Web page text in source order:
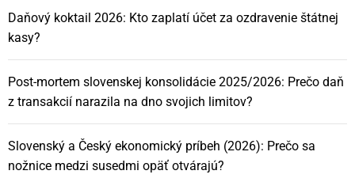
Daňový koktail 2026: Kto zaplatí účet za ozdravenie štátnej
kasy?
Post-mortem slovenskej konsolidácie 2025/2026: Prečo daň
z transakcií narazila na dno svojich limitov?
Slovenský a Český ekonomický príbeh (2026): Prečo sa
nožnice medzi susedmi opäť otvárajú?